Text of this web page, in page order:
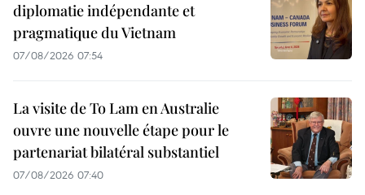
diplomatie indépendante et
pragmatique du Vietnam
07/08/2026 07:54
La visite de To Lam en Australie
ouvre une nouvelle étape pour le
partenariat bilatéral substantiel
07/08/2026 07:40